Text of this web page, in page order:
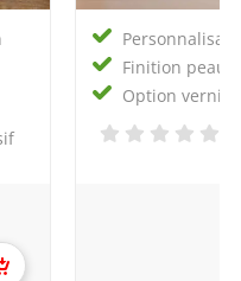
Finition peau
Option vernis